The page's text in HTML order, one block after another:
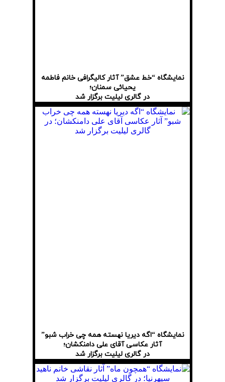
نمایشگاه “خط عشق” آثار کالیگرافی خانم فاطمه
یحیائی سمنان؛
در گالری لیلیت برگزار شد
نمایشگاه “اگه دیریا نهسته همه چی خراب شبو”
آثار عکاسی آقای علی دامنکشان؛
در گالری لیلیت برگزار شد